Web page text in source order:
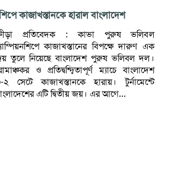
কাজাখস্তানকে হারাল বাংলাদেশ
প্রতিবেদক : কাভা পুরুষ ভলিবল
কাজাখস্তানের বিপক্ষে দারুণ এক
তুলে নিয়েছে বাংলাদেশ পুরুষ ভলিবল দল।
ও প্রতিদ্বন্দ্বিতাপূর্ণ ম্যাচে বাংলাদেশ
২ সেটে কাজাখস্তানকে হারায়। টুর্নামেন্টে
এটি দ্বিতীয় জয়। এর আগে...